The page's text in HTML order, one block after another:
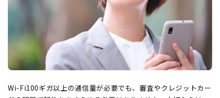
Wi-Fi100ギガ以上の通信量が必要でも、審査やクレジットカー